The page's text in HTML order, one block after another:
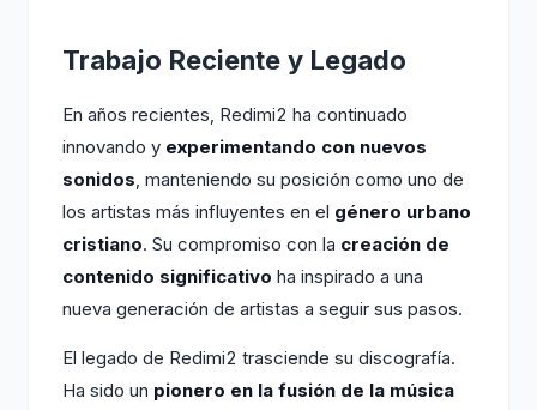
Trabajo Reciente y Legado
En años recientes, Redimi2 ha continuado
innovando y experimentando con nuevos
sonidos, manteniendo su posición como uno de
los artistas más influyentes en el género urbano
cristiano. Su compromiso con la creación de
contenido significativo ha inspirado a una
nueva generación de artistas a seguir sus pasos.
El legado de Redimi2 trasciende su discografía.
Ha sido un pionero en la fusión de la música